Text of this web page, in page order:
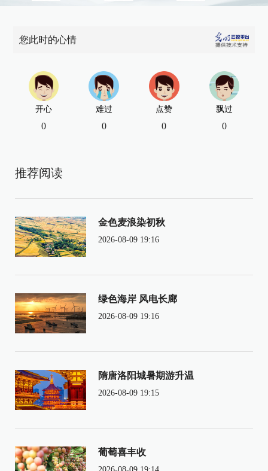
您此时的心情
开心
0
难过
0
点赞
0
飘过
0
推荐阅读
金色麦浪染初秋
2026-08-09 19:16
绿色海岸 风电长廊
2026-08-09 19:16
隋唐洛阳城暑期游升温
2026-08-09 19:15
葡萄喜丰收